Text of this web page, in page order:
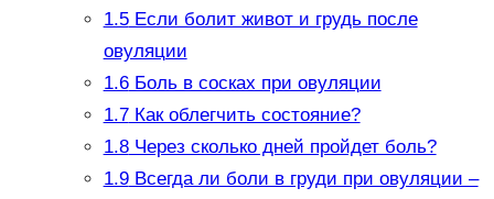
1.5Если болит живот и грудь после
овуляции
1.6Боль в сосках при овуляции
1.7Как облегчить состояние?
1.8Через сколько дней пройдет боль?
1.9Всегда ли боли в груди при овуляции –